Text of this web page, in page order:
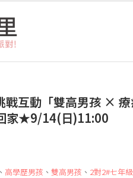
互動「雙高男孩 × 療
家★9/14(日)11:00
、 高學歷男孩 、 雙高男孩 、 2對2#七年級